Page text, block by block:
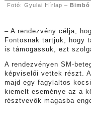
Fotó: Gyulai Hírlap – Bimbó
– A rendezvény célja,
Fontosnak tartjuk, hogy
is támogassuk, ezt
A rendezvényen SM-
képviselői vettek részt.
majd egy fagylaltos
kiemelt eseménye az a
résztvevők magasba